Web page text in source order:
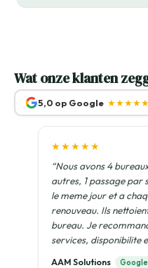
Wat onze klanten
5,0 op Google ★★★★★
★★★★★
“Nous avons 4
autres, 1 passage par
le meme jour et a
renouveau. Ils
bureau. Je
services, disponibilite
AAM Solutions